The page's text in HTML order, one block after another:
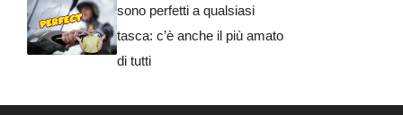
sono perfetti a qualsiasi
tasca: c’è anche il più amato
di tutti